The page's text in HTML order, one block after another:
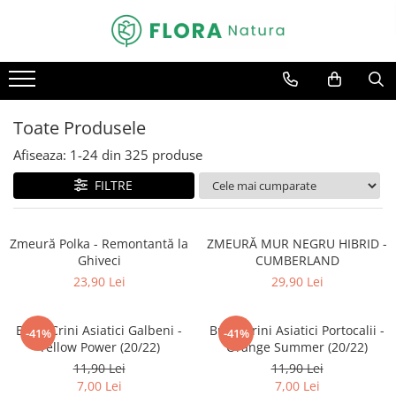
Mar
Nuc
Par
Prun
Chiparos
Toate Produsele
Afiseaza: 1-24 din 325 produse
FILTRE
Zmeură Polka - Remontantă la
Ghiveci
23,90 Lei
ZMEURĂ MUR NEGRU HIBRID -
CUMBERLAND
29,90 Lei
-41%
Bulbi Crini Asiatici Galbeni -
Yellow Power (20/22)
11,90 Lei
7,00 Lei
-41%
Bulbi Crini Asiatici Portocalii -
Orange Summer (20/22)
11,90 Lei
7,00 Lei